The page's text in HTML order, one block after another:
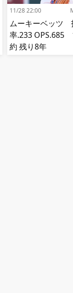
11/28 22:00
ムーキーベッツ
率.233 OPS.685
約 残り8年